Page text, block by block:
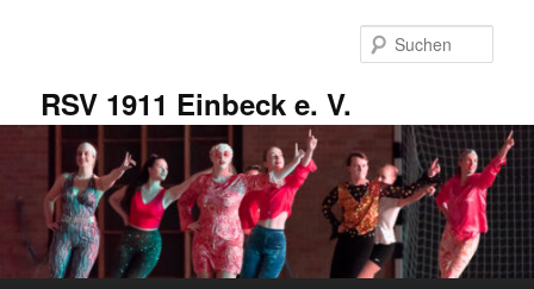
RSV 1911 Einbeck e. V.